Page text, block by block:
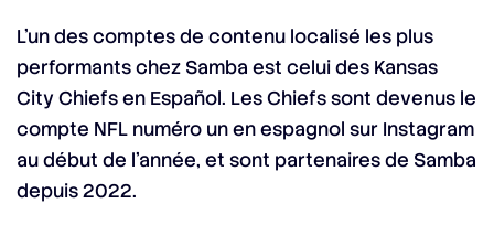
L’un des comptes de contenu localisé les plus
performants chez Samba est celui des Kansas
City Chiefs en Español. Les Chiefs sont devenus le
compte NFL numéro un en espagnol sur Instagram
au début de l’année, et sont partenaires de Samba
depuis 2022.